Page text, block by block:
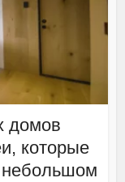
домов
которые
небольшом